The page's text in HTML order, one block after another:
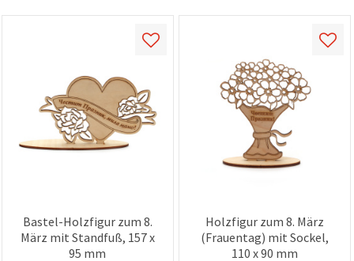
Bastel-Holzfigur zum 8.
März mit Standfuß, 157 x
95 mm
Holzfigur zum 8. März
(Frauentag) mit Sockel,
110 x 90 mm